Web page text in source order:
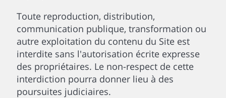
Toute reproduction, distribution,
communication publique, transformation ou
autre exploitation du contenu du Site est
interdite sans l'autorisation écrite expresse
des propriétaires. Le non-respect de cette
interdiction pourra donner lieu à des
poursuites judiciaires.